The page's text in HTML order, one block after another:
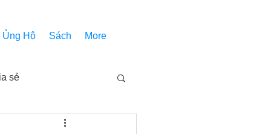
Ủng Hộ Sách More
sẻ
Các bài pháp